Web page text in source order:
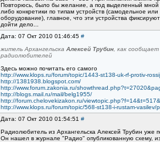
Повторюсь, было бы желание, а под выделенный мной
либо конкретики по типам устройств (самодельное
оборудование), главное, что эти устройства
дойти дело...
Дата: 07 Окт 2010 01:46:45 #
житель Архангельска Алексей Трубин , как
радиолюбителей
Здесь можно почитать его самого
http://www.klops.ru/forum/topic/1443-st138-uk-rf-protiv-
http://1381938.blogspot.com/
http://www.forum.zakonia.ru/
http://blogs.mail.ru/mail/belg1955/
http://forum.chelovekizakon.ru/
http://www.klops.ru/forum/topic/568-st138-i-rustam-vasilev/
Дата: 07 Окт 2010 01:54:51 #
Радиолюбитель из Архангельска Алексей Трубин уже
Он нашел в журнале "Радио" опубликованную схему,